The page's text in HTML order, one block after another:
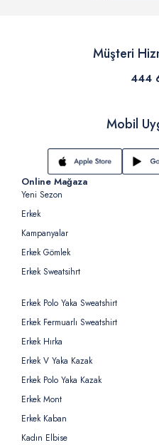
Müşteri
444
Mobil
Online Mağaza
Yeni Sezon
Erkek
Kampanyalar
Erkek Gömlek
Erkek Sweatsihrt
Erkek Polo Yaka Sweatshirt
Erkek Fermuarlı Sweatshirt
Erkek Hırka
Erkek V Yaka Kazak
Erkek Polo Yaka Kazak
Erkek Mont
Erkek Kaban
Kadın Elbise